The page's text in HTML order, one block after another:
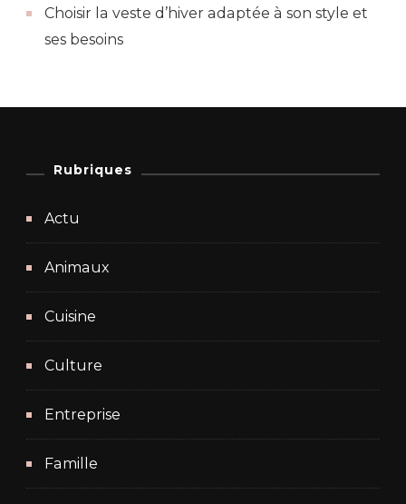
Choisir la veste d’hiver adaptée à son style et
ses besoins
Rubriques
Actu
Animaux
Cuisine
Culture
Entreprise
Famille